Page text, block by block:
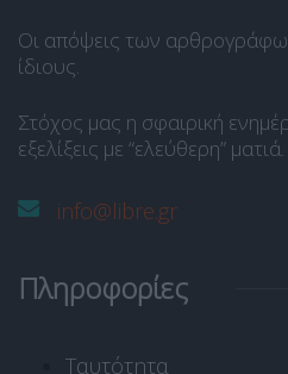
Οι απόψεις των
ίδιους.
Στόχος μας η σφαιρική
εξελίξεις με “ελεύθερη” ματιά.
info@libre.gr
Πληροφορίες
Ταυτότητα